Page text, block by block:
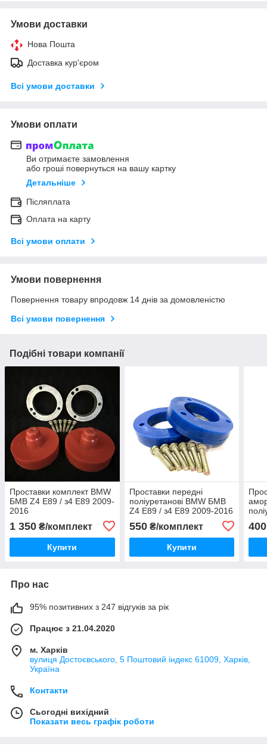
Умови доставки
Нова Пошта
Доставка кур'єром
Всі умови доставки
Умови оплати
Ви отримаєте замовлення
або гроші повернуться на вашу картку
Детальніше
Післяплата
Оплата на карту
Всі умови оплати
Умови повернення
Повернення товару впродовж 14 днів за домовленістю
Всі умови повернення
Подібні товари компанії
Проставки комплект BMW
БМВ Z4 E89 / з4 Е89 2009-
2016
1 350 ₴/комплект
Купити
Проставки передні
поліуретанові BMW БМВ
Z4 E89 / з4 Е89 2009-2016
550₴/комплект
Купити
400
Про нас
95% позитивних з 247 відгуків за рік
Працює з 21.04.2020
м. Харків
вулиця Достоєвського, 5 Поштовий індекс 61009, Харків,
Україна
Контакти
Сьогодні вихідний
Показати весь графік роботи